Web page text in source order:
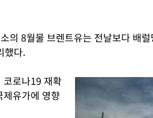
의 8월물 브렌트유는 전날보다 배
했다.
코로나19 재확
유가에 영향